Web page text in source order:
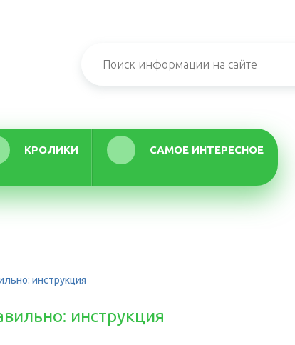
КРОЛИКИ САМОЕ ИНТЕРЕСНОЕ
инструкция
инструкция